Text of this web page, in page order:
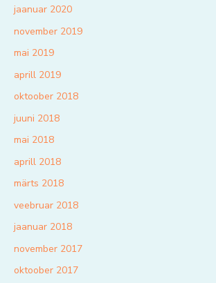
jaanuar 2020
november 2019
mai 2019
aprill 2019
oktoober 2018
juuni 2018
mai 2018
aprill 2018
märts 2018
veebruar 2018
jaanuar 2018
november 2017
oktoober 2017